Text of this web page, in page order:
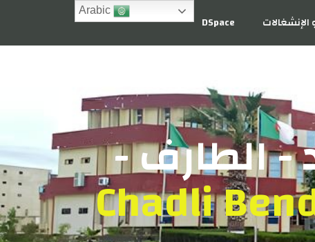
DSpace
- الطارف -
Chadli
Arabic